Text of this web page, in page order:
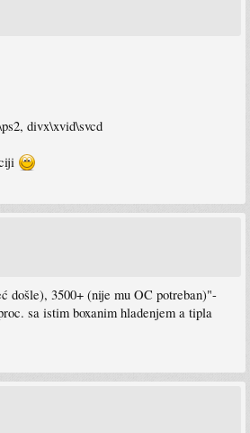
divx\xvid\svcd
došle), 3500+ (nije mu OC potreban)"-
sa istim boxanim hladenjem a tipla